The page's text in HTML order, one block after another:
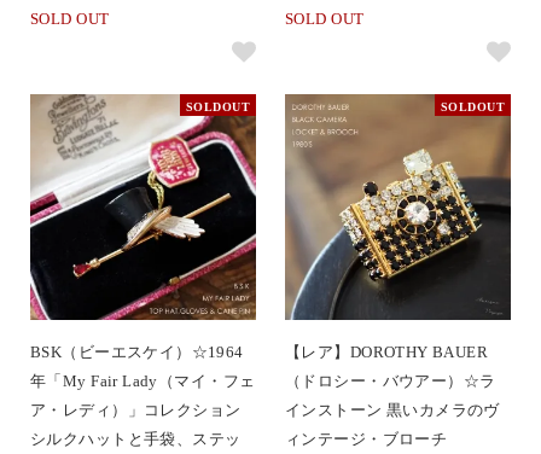
SOLD OUT
SOLD OUT
SOLDOUT
BSK（ビーエスケイ）☆1964
年「My Fair Lady（マイ・フェ
ア・レディ）」コレクション
シルクハットと手袋、ステッ
SOLDOUT
【レア】DOROTHY BAUER
（ドロシー・バウアー）☆ラ
インストーン 黒いカメラのヴ
ィンテージ・ブローチ